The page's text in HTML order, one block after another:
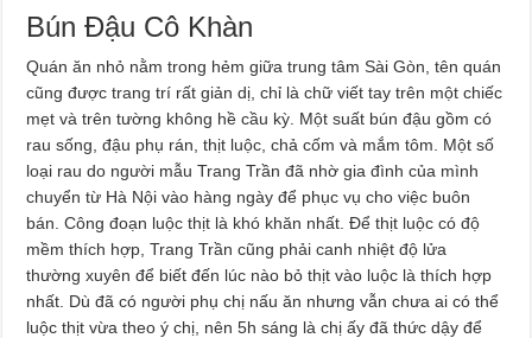
Bún Đậu Cô Khàn
Quán ăn nhỏ nằm trong hẻm giữa trung tâm Sài Gòn, tên quán
cũng được trang trí rất giản dị, chỉ là chữ viết tay trên một chiếc
mẹt và trên tường không hề cầu kỳ. Một suất bún đậu gồm có
rau sống, đậu phụ rán, thịt luộc, chả cốm và mắm tôm. Một số
loại rau do người mẫu Trang Trần đã nhờ gia đình của mình
chuyển từ Hà Nội vào hàng ngày để phục vụ cho việc buôn
bán. Công đoạn luộc thịt là khó khăn nhất. Để thịt luộc có độ
mềm thích hợp, Trang Trần cũng phải canh nhiệt độ lửa
thường xuyên để biết đến lúc nào bỏ thịt vào luộc là thích hợp
nhất. Dù đã có người phụ chị nấu ăn nhưng vẫn chưa ai có thể
luộc thịt vừa theo ý chị, nên 5h sáng là chị ấy đã thức dậy để